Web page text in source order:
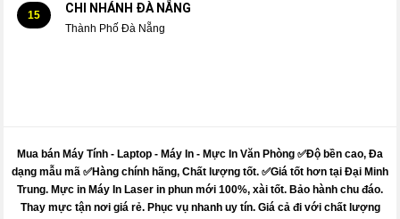
15 CHI NHÁNH ĐÀ NẴNG
Thành Phố Đà Nẵng
Mua bán Máy Tính - Laptop - Máy In - Mực In Văn Phòng ✅Độ bền cao, Đa
dạng mẫu mã ✅Hàng chính hãng, Chất lượng tốt. ✅Giá tốt hơn tại Đại Minh
Trung. Mực in Máy In Laser in phun mới 100%, xài tốt. Bảo hành chu đáo.
Thay mựctận nơi giá rẻ. Phục vụ nhanh uy tín. Giá cả đi với chất lượng